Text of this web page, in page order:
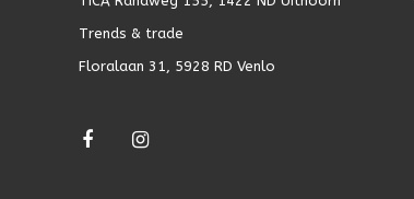
Trends & trade
Floralaan 31, 5928 RD Venlo